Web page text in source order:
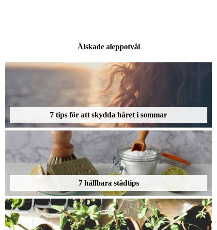
Älskade aleppotvål
7 tips för att skydda håret i sommar
7 hållbara städtips